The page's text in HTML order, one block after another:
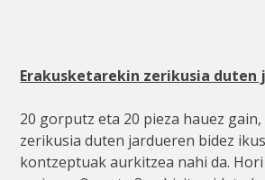
Erakusketarekin zerikusia duten
20 gorputz eta 20 pieza hauez
zerikusia duten jardueren bidez
kontzeptuak aurkitzea nahi da. Hori